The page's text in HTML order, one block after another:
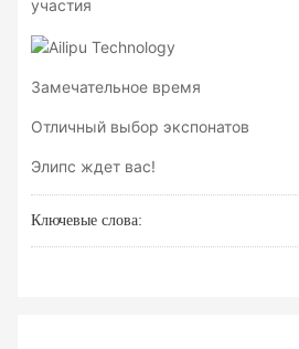
участия
Замечательное время
Отличный выбор экспонатов
Элипс ждет вас!
Ключевые слова: